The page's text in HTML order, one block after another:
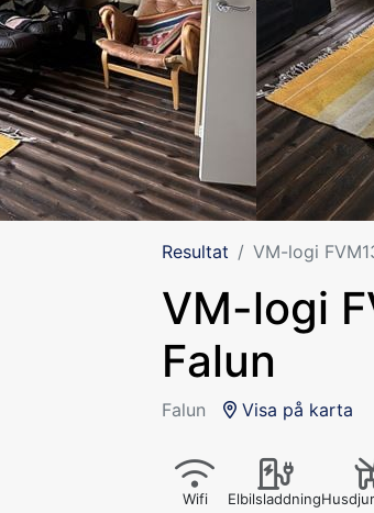
Resultat VM-logi
VM-logi
Falun
Falun Visa på karta
Wifi Elbilsladdning